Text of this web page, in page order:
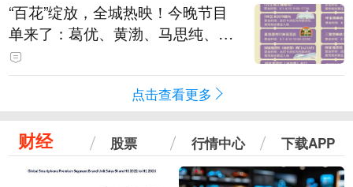
“百花”绽放，全城热映！今晚节目
单来了：葛优、黄渤、马思纯、刘
浩存、廖昌永、谭维维……
点击查看更多
财经 股票 行情中心 下载APP